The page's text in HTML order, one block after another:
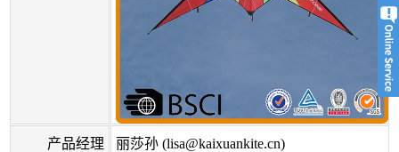
产品经理 丽莎孙 (lisa@kaixuankite.cn)